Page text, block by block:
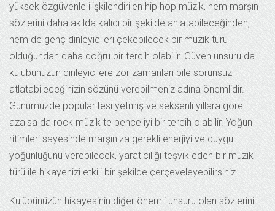
yüksek özgüvenle ilişkilendirilen hip hop müzik, hem marşın
sözlerini daha akılda kalıcı bir şekilde anlatabileceğinden,
hem de genç dinleyicileri çekebilecek bir müzik türü
olduğundan daha doğru bir tercih olabilir. Güven unsuru da
kulübünüzün dinleyicilere zor zamanları bile sorunsuz
atlatabileceğinizin sözünü verebilmeniz adına önemlidir.
Günümüzde popülaritesi yetmiş ve seksenli yıllara göre
azalsa da rock müzik te bence iyi bir tercih olabilir. Yoğun
ritimleri sayesinde marşınıza gerekli enerjiyi ve duygu
yoğunluğunu verebilecek, yaratıcılığı teşvik eden bir müzik
türü ile hikayenizi etkili bir şekilde çerçeveleyebilirsiniz.
Kulübünüzün hikayesinin diğer önemli unsuru olan sözlerini